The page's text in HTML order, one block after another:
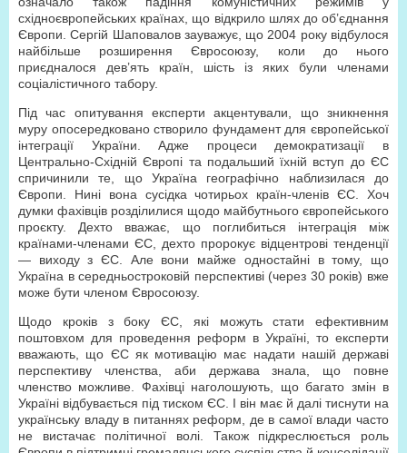
східноєвропейських країнах, що відкрило шлях до об’єднання
Європи. Сергій Шаповалов зауважує, що 2004 року відбулося
найбільше розширення Євросоюзу, коли до нього
приєдналося дев’ять країн, шість із яких були членами
соціалістичного табору.
Під час опитування експерти акцентували, що зникнення
муру опосередковано створило фундамент для європейської
інтеграції України. Адже процеси демократизації в
Центрально-Східній Європі та подальший їхній вступ до ЄС
спричинили те, що Україна географічно наблизилася до
Європи. Нині вона сусідка чотирьох країн-членів ЄС. Хоч
думки фахівців розділилися щодо майбутнього європейського
проєкту. Дехто вважає, що поглибиться інтеграція між
країнами-членами ЄС, дехто пророкує відцентрові тенденції
— виходу з ЄС. Але вони майже одностайні в тому, що
Україна в середньостроковій перспективі (через 30 років) вже
може бути членом Євросоюзу.
Щодо кроків з боку ЄС, які можуть стати ефективним
поштовхом для проведення реформ в Україні, то експерти
вважають, що ЄС як мотивацію має надати нашій державі
перспективу членства, аби держава знала, що повне
членство можливе. Фахівці наголошують, що багато змін в
Україні відбувається під тиском ЄС. І він має й далі тиснути на
українську владу в питаннях реформ, де в самої влади часто
не вистачає політичної волі. Також підкреслюється роль